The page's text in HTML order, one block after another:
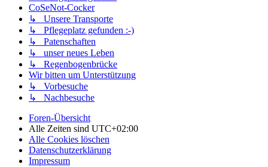
CoSeNot-Cocker
↳ Unsere Transporte
↳ Pflegeplatz gefunden :-)
↳ Patenschaften
↳ unser neues Leben
↳ Regenbogenbrücke
Wir bitten um Unterstützung
↳ Vorbesuche
↳ Nachbesuche
Foren-Übersicht
Alle Zeiten sind UTC+02:00
Alle Cookies löschen
Datenschutzerklärung
Impressum